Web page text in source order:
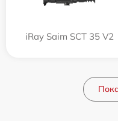
iRay Saim SCT 35 V2